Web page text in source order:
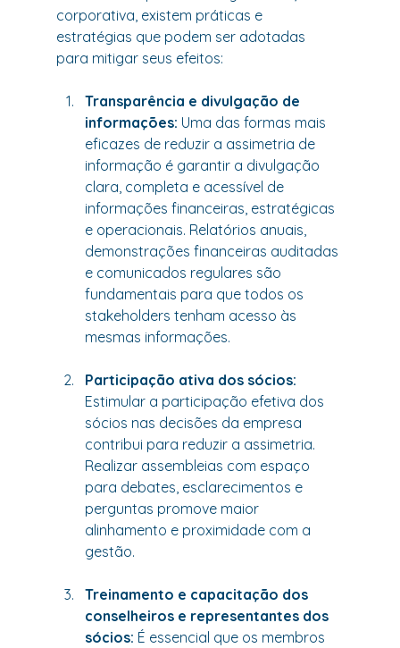
corporativa, existem práticas e
estratégias que podem ser adotadas
para mitigar seus efeitos:
Transparência e divulgação de
informações: Uma das formas mais
eficazes de reduzir a assimetria de
informação é garantir a divulgação
clara, completa e acessível de
informações financeiras, estratégicas
e operacionais. Relatórios anuais,
demonstrações financeiras auditadas
e comunicados regulares são
fundamentais para que todos os
stakeholders tenham acesso às
mesmas informações.
Participação ativa dos sócios:
Estimular a participação efetiva dos
sócios nas decisões da empresa
contribui para reduzir a assimetria.
Realizar assembleias com espaço
para debates, esclarecimentos e
perguntas promove maior
alinhamento e proximidade com a
gestão.
Treinamento e capacitação dos
conselheiros e representantes dos
sócios: É essencial que os membros